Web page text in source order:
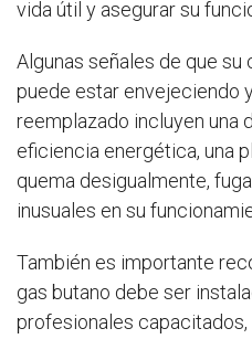
vida útil y asegurar su
Algunas señales de que
puede estar envejeciendo
reemplazado incluyen una
eficiencia energética, una
quema desigualmente,
inusuales en su
También es importante
gas butano debe ser
profesionales capacitados,